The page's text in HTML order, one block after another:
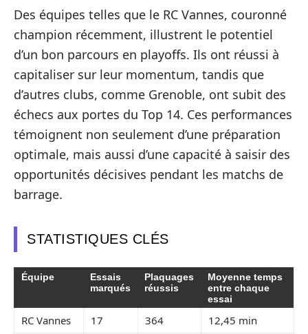
Des équipes telles que le RC Vannes, couronné
champion récemment, illustrent le potentiel
d’un bon parcours en playoffs. Ils ont réussi à
capitaliser sur leur momentum, tandis que
d’autres clubs, comme Grenoble, ont subit des
échecs aux portes du Top 14. Ces performances
témoignent non seulement d’une préparation
optimale, mais aussi d’une capacité à saisir des
opportunités décisives pendant les matchs de
barrage.
STATISTIQUES CLÉS
Équipe
Essais
marqués
Plaquages
réussis
Moyenne temps
entre chaque
essai
RC Vannes 17 364
12,45 min